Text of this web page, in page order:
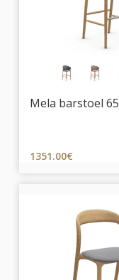
Mela barstoel 65
1351.00€